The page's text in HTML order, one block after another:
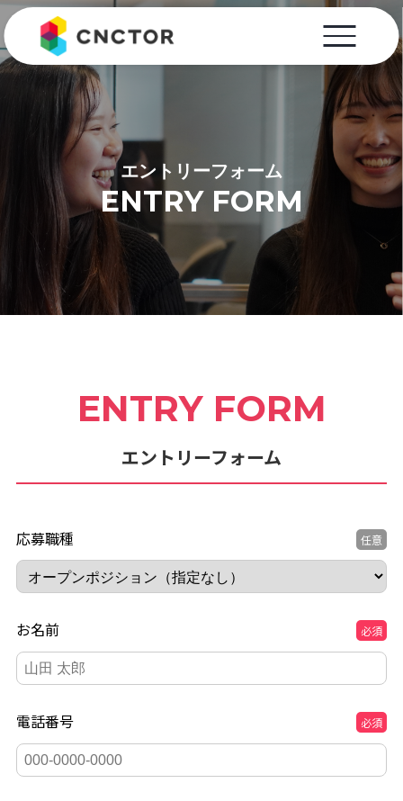
エントリーフォーム
ENTRY FORM
ENTRY FORM
エントリーフォーム
応募職種 任意
お名前 必須
電話番号 必須